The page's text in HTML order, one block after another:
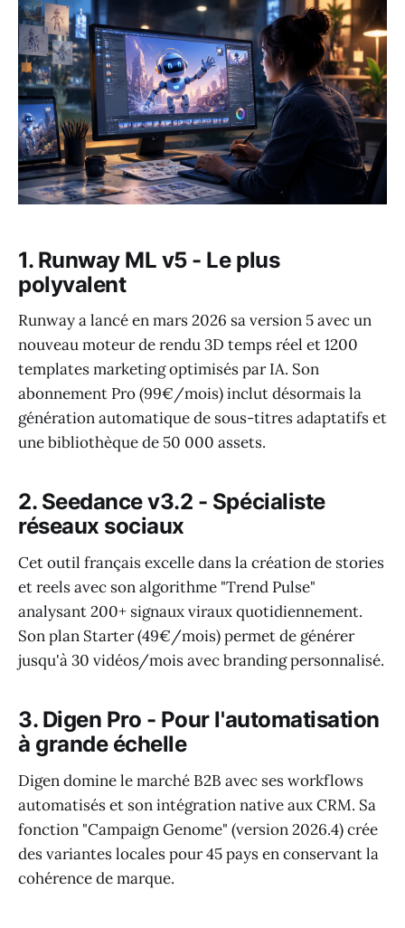
1. Runway ML v5 - Le plus
polyvalent
Runway a lancé en mars 2026 sa version 5 avec un
nouveau moteur de rendu 3D temps réel et 1200
templates marketing optimisés par IA. Son
abonnement Pro (99€/mois) inclut désormais la
génération automatique de sous-titres adaptatifs et
une bibliothèque de 50 000 assets.
2. Seedance v3.2 - Spécialiste
réseaux sociaux
Cet outil français excelle dans la création de stories
et reels avec son algorithme "Trend Pulse"
analysant 200+ signaux viraux quotidiennement.
Son plan Starter (49€/mois) permet de générer
jusqu'à 30 vidéos/mois avec branding personnalisé.
3. Digen Pro - Pour l'automatisation
à grande échelle
Digen domine le marché B2B avec ses workflows
automatisés et son intégration native aux CRM. Sa
fonction "Campaign Genome" (version 2026.4) crée
des variantes locales pour 45 pays en conservant la
cohérence de marque.